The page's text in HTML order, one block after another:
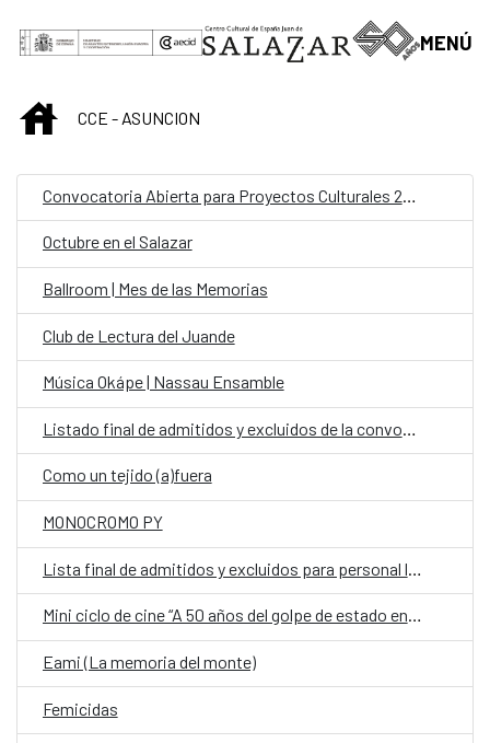
Saltar al contenido principal
MENÚ
INICIOCCE - ASUNCION
Octubre en el Salazar
Ballroom | Mes de las Memorias
Club de Lectura del Juande
Música Okápe | Nassau Ensamble
Listado final de admitidos y excluidos de la convocatoria: personal fijo en la Oficina de Cooperación Española (OCE) en la categoría de Chofer
Como un tejido (a)fuera
MONOCROMO PY
Mini ciclo de cine “A 50 años del golpe de estado en Chile”
Eami (La memoria del monte)
Femicidas